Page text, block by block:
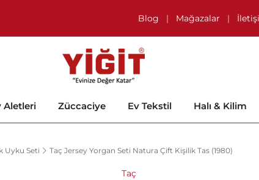
Blog | Mağazalar |
Aletleri Züccaciye Ev Tekstil Halı & Kilim
Uyku Seti Taç Jersey Yorgan Seti Natura Çift Kişilik Tas (1980)
Taç